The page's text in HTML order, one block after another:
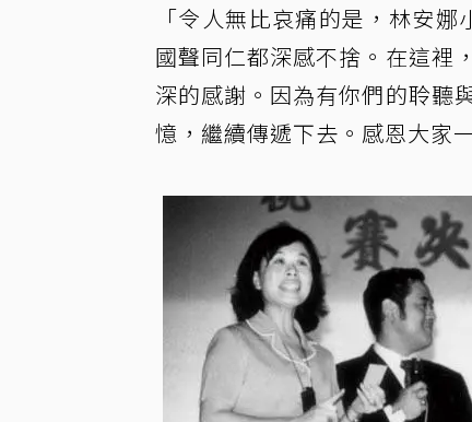
「令人無比哀痛的是，林安
國聲同仁都深感不捨。在這裡
深的感謝。因為有你們的聆聽
憶，繼續傳遞下去。感恩大家